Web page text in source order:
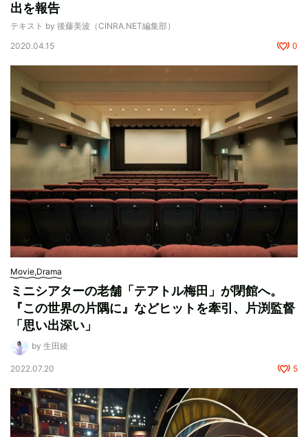
出を報告
テキスト by 後藤美波（CINRA.NET編集部）
2020.04.15
0
Movie,Drama
ミニシアターの老舗「テアトル梅田」が閉館へ。
『この世界の片隅に』などヒットを牽引、片渕監督
「思い出深い」
by 生田綾
2022.07.20 5